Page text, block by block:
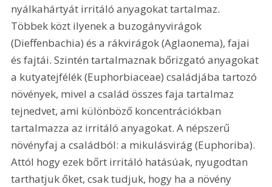
nyálkahártyát irritáló anyagokat tartalmaz.
Többek közt ilyenek a buzogányvirágok
(Dieffenbachia) és a rákvirágok (Aglaonema), fajai
és fajtái. Szintén tartalmaznak bőrizgató anyagokat
a kutyatejfélék (Euphorbiaceae) családjába tartozó
növények, mivel a család összes faja tartalmaz
tejnedvet, ami különböző koncentrációkban
tartalmazza az irritáló anyagokat. A népszerű
növényfaj a családból: a mikulásvirág (Euphoriba).
Attól hogy ezek bőrt irritáló hatásúak, nyugodtan
tarthatjuk őket, csak tudjuk, hogy ha a növény